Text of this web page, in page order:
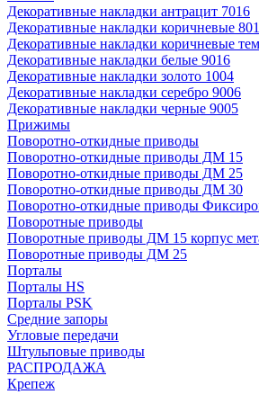
Декоративные накладки антрацит 7016
Декоративные накладки коричневые
Декоративные накладки коричневые
Декоративные накладки белые 9016
Декоративные накладки золото 1004
Декоративные накладки серебро 9006
Декоративные накладки черные 9005
Прижимы
Поворотно-откидные приводы
Поворотно-откидные приводы ДМ 15
Поворотно-откидные приводы ДМ 25
Поворотно-откидные приводы ДМ 30
Поворотно-откидные приводы
Поворотные приводы
Поворотные приводы ДМ 15 корпус
Поворотные приводы ДМ 25
Порталы
Порталы HS
Порталы PSK
Средние запоры
Угловые передачи
Штульповые приводы
РАСПРОДАЖА
Крепеж